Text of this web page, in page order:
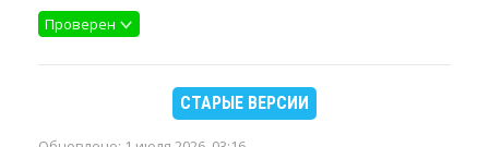
Проверен
СТАРЫЕ ВЕРСИИ